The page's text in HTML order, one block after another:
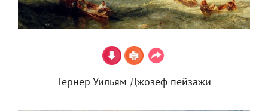
Тернер Уильям Джозеф пейзажи